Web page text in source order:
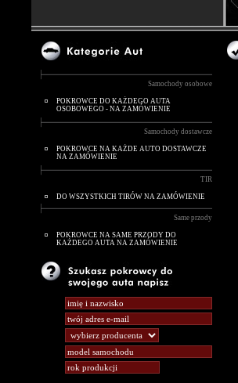
Samochody osobowe
POKROWCE DO KAŻDEGO AUTA
OSOBOWEGO - NA ZAMÓWIENIE
Samochody dostawcze
POKROWCE NA KAŻDE AUTO DOSTAWCZE
NA ZAMÓWIENIE
TIR
DO WSZYSTKICH TIRÓW NA ZAMÓWIENIE
Same przody
POKROWCE NA SAME PRZODY DO
KAŻDEGO AUTA NA ZAMÓWIENIE